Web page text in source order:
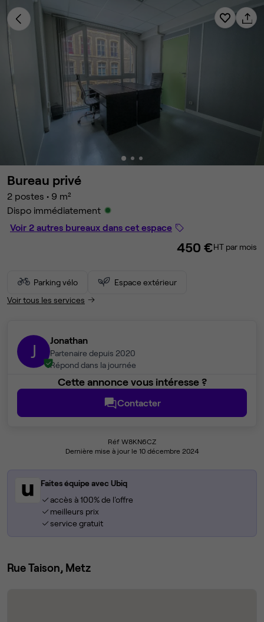
Bureau privé
2 postes • 9 m²
Dispo immédiatement
Voir 2 autres bureaux dans cet espace
450 €HT par mois
Parking vélo
Espace extérieur
Voir tous les services
J Jonathan
Partenaire depuis 2020
Répond dans la journée
Cette annonce vous intéresse ?
Contacter
Réf W8KN6CZ
Dernière mise à jour le 10 décembre 2024
Faites équipe avec Ubiq
accès à 100% de l'offre
meilleurs prix
service gratuit
Rue Taison, Metz